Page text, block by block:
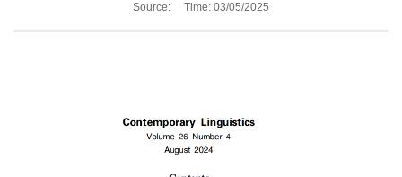
Source: Time: 03/05/2025